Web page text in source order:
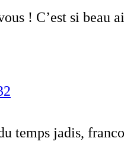
! C’est si beau
temps jadis,